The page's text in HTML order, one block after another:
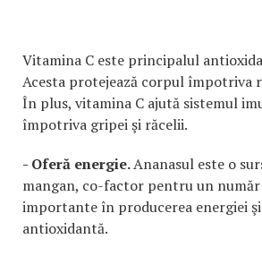
Vitamina C este principalul
Acesta protejează corpul împotriva
În plus, vitamina C ajută sistemul
împotriva gripei şi răcelii.
- Oferă energie.Ananasul este o
mangan, co-factor pentru un număr
importante în producerea energiei
antioxidantă.